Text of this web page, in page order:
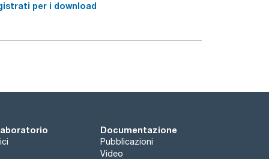
and 450 / EM wavelength between 250 and
per i download
Documentazione
Pubblicazioni
Video